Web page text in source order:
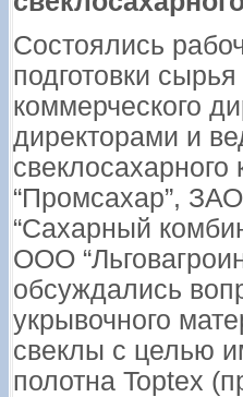
Состоялись
подготовки
коммерческого
директорами и
“Промсахар”,
“Сахарный
ООО
обсуждались
укрывочного
свеклы с целью
полотна Toptex